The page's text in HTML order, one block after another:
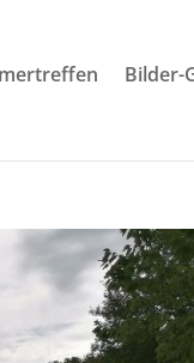
Bilder-